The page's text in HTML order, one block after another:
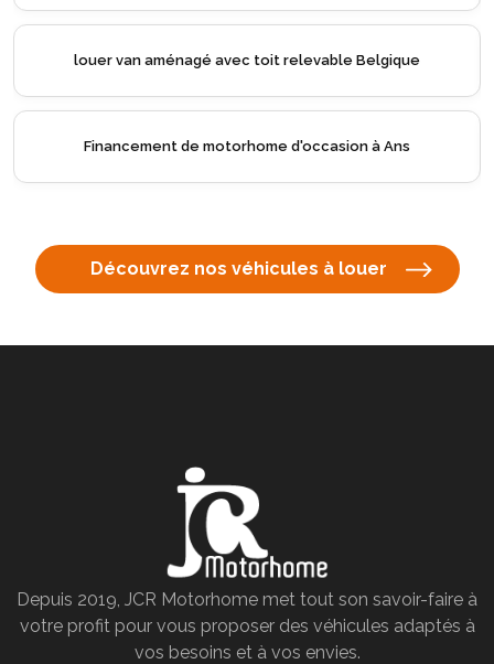
Belgique
à Ans
Financement de motorhome
Financement de motorhome
Découvrez nos véhicules à louer
Depuis 2019, JCR Motorhome met tout son savoir-faire à
votre profit pour vous proposer des véhicules adaptés à
vos besoins et à vos envies.